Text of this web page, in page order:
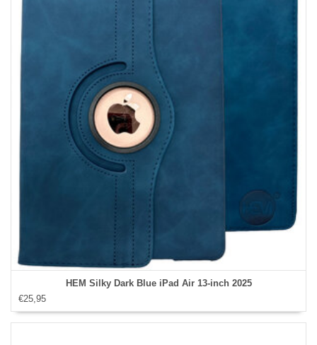
HEM Silky Dark Blue iPad Air 13‑inch 2025
€25,95